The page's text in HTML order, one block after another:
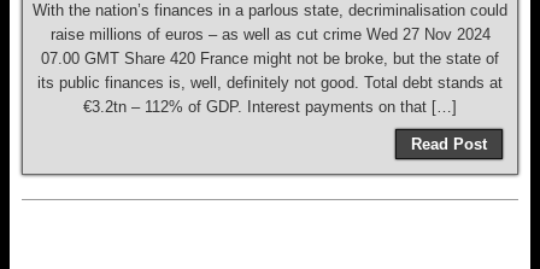
With the nation’s finances in a parlous state, decriminalisation could
raise millions of euros – as well as cut crime Wed 27 Nov 2024
07.00 GMT Share 420 France might not be broke, but the state of
its public finances is, well, definitely not good. Total debt stands at
€3.2tn – 112% of GDP. Interest payments on that […]
Read Post